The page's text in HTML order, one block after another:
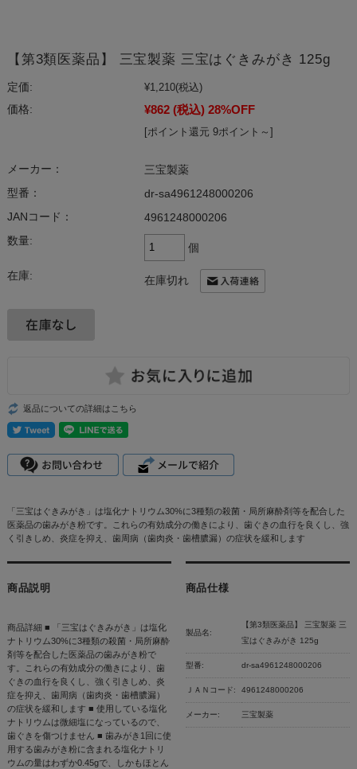
【第3類医薬品】 三宝製薬 三宝はぐきみがき 125g
定価: ¥1,210(税込)
価格:
¥862 (税込) 28%OFF
[ポイント還元 9ポイント～]
メーカー：
三宝製薬
型番：
dr-sa4961248000206
JANコード：
4961248000206
数量:
個
在庫: 在庫切れ
返品についての詳細はこちら
「三宝はぐきみがき」は塩化ナトリウム30%に3種類の殺菌・局所麻酔剤等を配合した
医薬品の歯みがき粉です。これらの有効成分の働きにより、歯ぐきの血行を良くし、強
く引きしめ、炎症を抑え、歯周病（歯肉炎・歯槽膿漏）の症状を緩和します
商品説明
商品詳細 ■ 「三宝はぐきみがき」は塩化
ナトリウム30%に3種類の殺菌・局所麻酔
剤等を配合した医薬品の歯みがき粉で
す。これらの有効成分の働きにより、歯
ぐきの血行を良くし、強く引きしめ、炎
症を抑え、歯周病（歯肉炎・歯槽膿漏）
の症状を緩和します ■ 使用している塩化
ナトリウムは微細塩になっているので、
歯ぐきを傷つけません ■ 歯みがき1回に使
用する歯みがき粉に含まれる塩化ナトリ
ウムの量はわずか0.45gで、しかもほとん
商品仕様
製品名:
【第3類医薬品】 三宝製薬 三
宝はぐきみがき 125g
型番: dr-sa4961248000206
ＪＡＮコード: 4961248000206
メーカー: 三宝製薬